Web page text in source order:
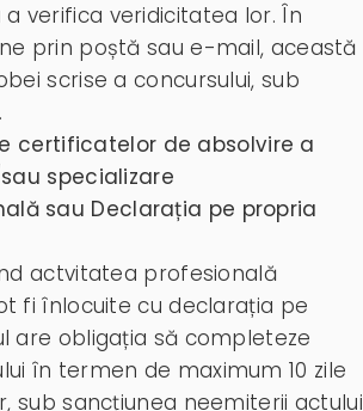
verifica veridicitatea lor. În
prin poștă sau e-mail, această
scrise a concursului, sub
certificatelor de absolvire a
specializare
sau Declarația pe propria
actvitatea profesională
fi înlocuite cu declarația pe
are obligația să completeze
în termen de maximum 10 zile
sancțiunea neemiterii actului